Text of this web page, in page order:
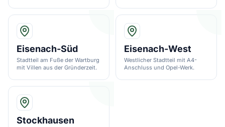
Eisenach-Süd
Stadtteil am Fuße der Wartburg
mit Villen aus der Gründerzeit.
Eisenach-West
Westlicher Stadtteil mit A4-
Anschluss und Opel-Werk.
Stockhausen